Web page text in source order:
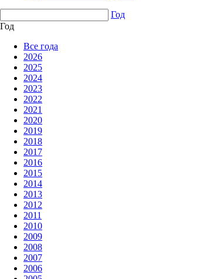
Год
Год
Все года
2026
2025
2024
2023
2022
2021
2020
2019
2018
2017
2016
2015
2014
2013
2012
2011
2010
2009
2008
2007
2006